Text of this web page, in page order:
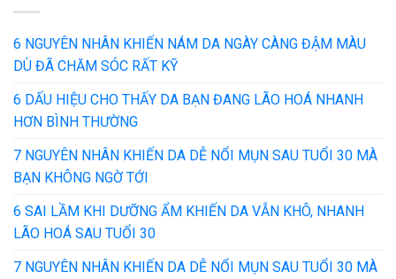
6 NGUYÊN NHÂN KHIẾN NÁM DA NGÀY CÀNG ĐẬM MÀU
DÙ ĐÃ CHĂM SÓC RẤT KỸ
6 DẤU HIỆU CHO THẤY DA BẠN ĐANG LÃO HOÁ NHANH
HƠN BÌNH THƯỜNG
7 NGUYÊN NHÂN KHIẾN DA DỄ NỔI MỤN SAU TUỔI 30 MÀ
BẠN KHÔNG NGỜ TỚI
6 SAI LẦM KHI DƯỠNG ẨM KHIẾN DA VẪN KHÔ, NHANH
LÃO HOÁ SAU TUỔI 30
7 NGUYÊN NHÂN KHIẾN DA DỄ NỔI MỤN SAU TUỔI 30 MÀ